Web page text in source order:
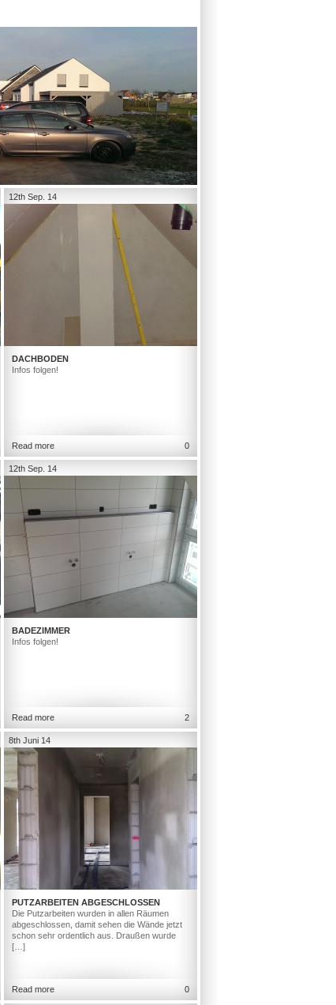
12th Sep. 14
DACHBODEN
Infos folgen!
Read more 0
12th Sep. 14
BADEZIMMER
Infos folgen!
Read more 2
8th Juni 14
PUTZARBEITEN ABGESCHLOSSEN
Die Putzarbeiten wurden in allen Räumen
abgeschlossen, damit sehen die Wände jetzt
schon sehr ordentlich aus. Draußen wurde
[…]
Read more 0